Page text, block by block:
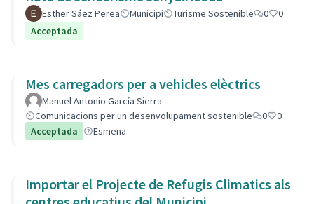
Esther Sáez Perea Municipi Turisme Sostenible 0
0
Acceptada
Mes carregadors per a vehicles elèctrics
Manuel Antonio García Sierra
Comunicacions per un desenvolupament sostenible
0
0
Acceptada
Esmena
Importar el Projecte de Refugis Climatics als